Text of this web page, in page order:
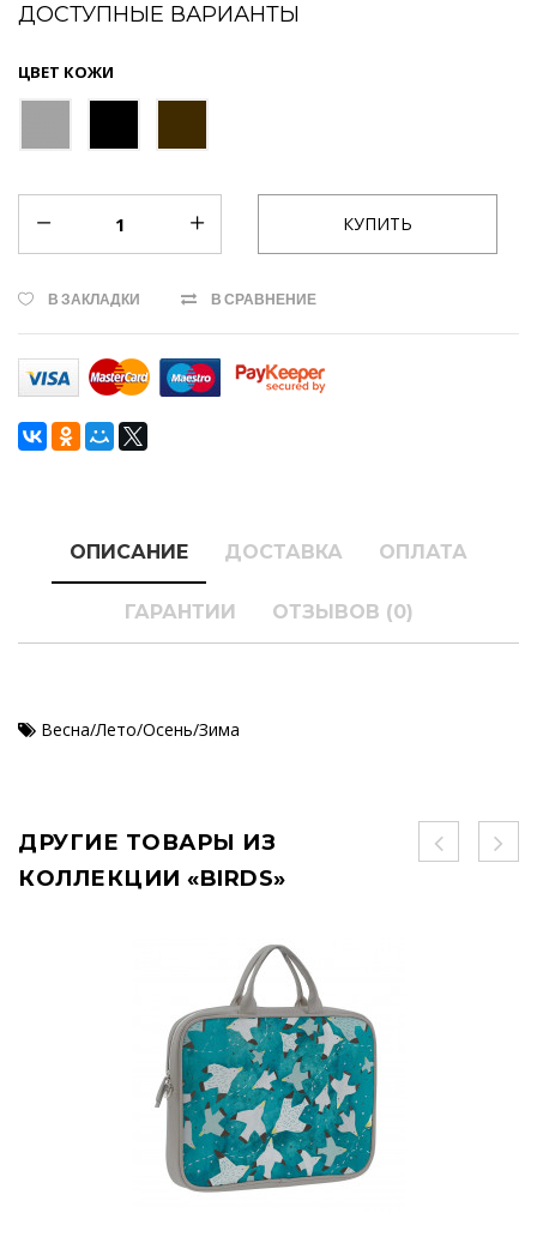
ДОСТУПНЫЕ ВАРИАНТЫ
ЦВЕТ КОЖИ
В ЗАКЛАДКИ В СРАВНЕНИЕ
ОПИСАНИЕ ДОСТАВКА ОПЛАТА
ГАРАНТИИ ОТЗЫВОВ (0)
Весна/Лето/Осень/Зима
ДРУГИЕ ТОВАРЫ ИЗ
КОЛЛЕКЦИИ «BIRDS»